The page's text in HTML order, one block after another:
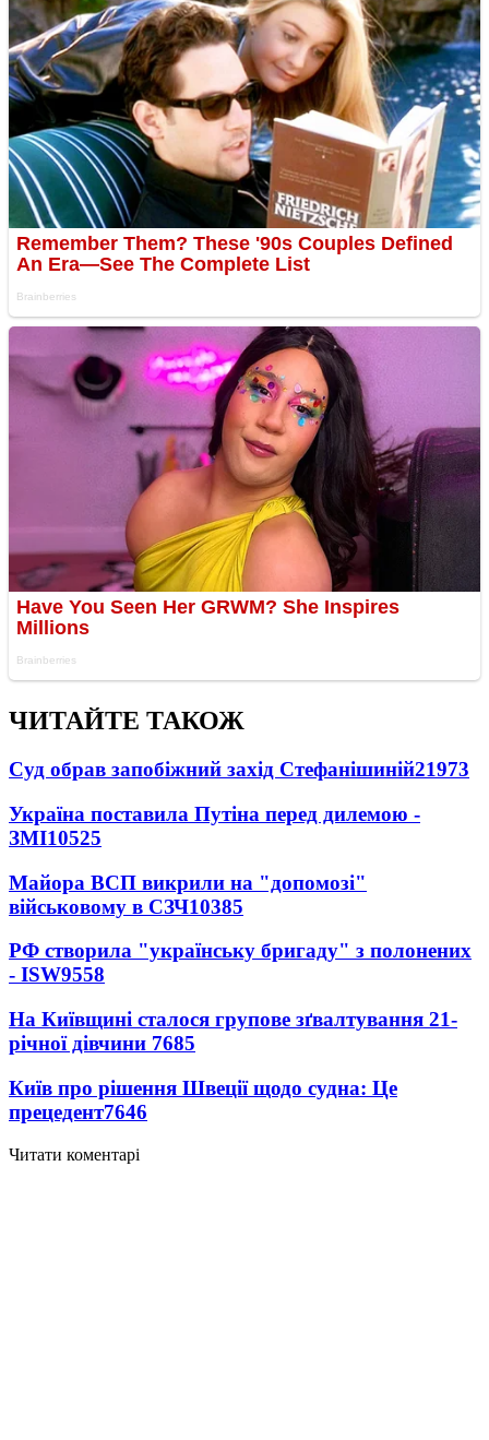
ЧИТАЙТЕ ТАКОЖ
Суд обрав запобіжний захід Стефанішиній21973
Україна поставила Путіна перед дилемою -
ЗМІ10525
Майора ВСП викрили на "допомозі"
військовому в СЗЧ10385
РФ створила "українську бригаду" з полонених
- ISW9558
На Київщині сталося групове зґвалтування 21-
річної дівчини 7685
Київ про рішення Швеції щодо судна: Це
прецедент7646
Читати коментарі